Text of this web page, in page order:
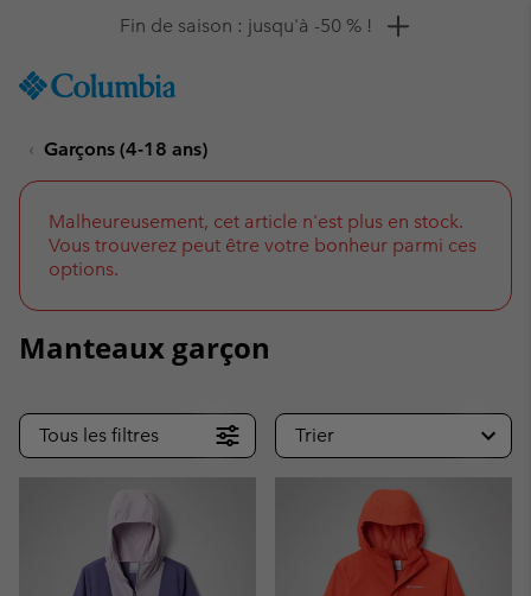
TO
SKIP
NAV
SKIP
TO
SEARCH
Remise de 10 % à saisir
Garçons (4-18 ans)
Malheureusement, cet article n'est plus en stock.
Vous trouverez peut être votre bonheur parmi ces
options.
Manteaux garçon
Tous les filtres Trier